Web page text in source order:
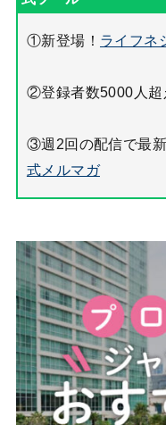
①新登場！ ライフネ
②登録者数5000人超
③週2回の配信で最新
式メルマガ